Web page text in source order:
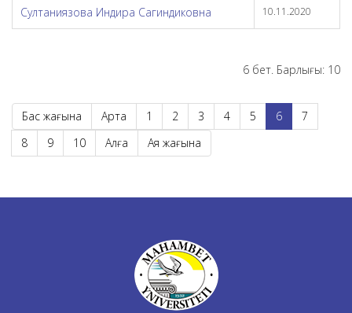
Султаниязова Индира Сагиндиковна 10.11.2020
6 бет. Барлығы: 10
Бас жағына Артқа 1 2 3 4 5 6
7
8
9 10 Алға Аяқ жағына